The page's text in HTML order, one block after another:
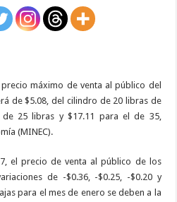
máximo de venta al público del
de $5.08, del cilindro de 20 libras de
de 25 libras y $17.11 para el de 35,
(MINEC).
el precio de venta al público de los
de -$0.36, -$0.25, -$0.20 y
para el mes de enero se deben a la